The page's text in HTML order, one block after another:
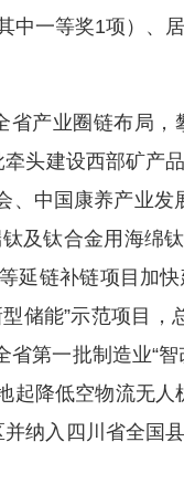
一等奖1项）、
产业圈链布局，
头建设西部矿
中国康养产业
及钛合金用海绵
延链补链项目加
储能”示范项目
第一批制造业“
降低空物流无
纳入四川省全国